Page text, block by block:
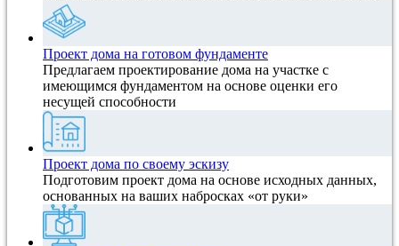
Проект дома на готовом фундаменте
Предлагаем проектирование дома на участке с
имеющимся фундаментом на основе оценки его
несущей способности
Проект дома по своему эскизу
Подготовим проект дома на основе исходных данных,
основанных на ваших набросках «от руки»